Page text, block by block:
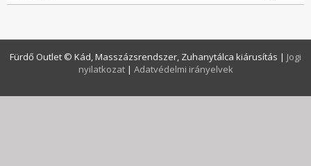
Fürdő Outlet © Kád, Masszázsrendszer, Zuhanytálca kiárusítás | Jogi
nyilatkozat | Adatvédelmi irányelvek